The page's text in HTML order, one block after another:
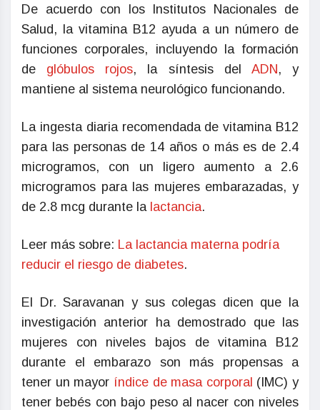
De acuerdo con los Institutos Nacionales de
Salud, la vitamina B12 ayuda a un número de
funciones corporales, incluyendo la formación
de glóbulos rojos, la síntesis del ADN , y
mantiene al sistema neurológico funcionando.
La ingesta diaria recomendada de vitamina B12
para las personas de 14 años o más es de 2.4
microgramos, con un ligero aumento a 2.6
microgramos para las mujeres embarazadas, y
de 2.8 mcg durante la lactancia.
Leer más sobre: La lactancia materna podría
reducir el riesgo de diabetes.
El Dr. Saravanan y sus colegas dicen que la
investigación anterior ha demostrado que las
mujeres con niveles bajos de vitamina B12
durante el embarazo son más propensas a
tener un mayor índice de masa corporal (IMC) y
tener bebés con bajo peso al nacer con niveles